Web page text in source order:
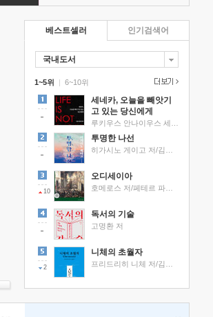
베스트셀러
국내도서
1~5위 |
세네카, 오늘을 빼앗기
고 있는 당신에게
투명한 나선
10
오디세이아
독서의 기술
고명환 저
2
니체의 초월자
6~10위
인기검색어